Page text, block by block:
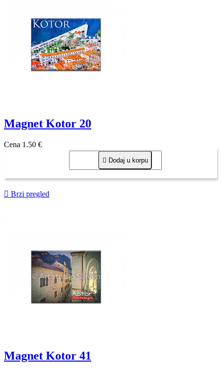
Magnet Kotor 20
Cena 1,50 €
 Dodaj u korpu
 Brzi pregled
Magnet Kotor 41